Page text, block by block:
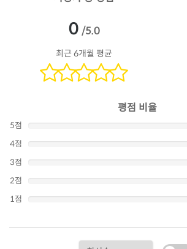
0 /5.0
최근 6개월 평균
평점 비율
5점
4점
3점
2점
1점